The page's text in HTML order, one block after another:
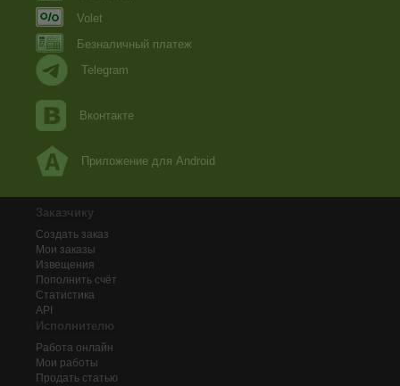
Volet
Безналичный платеж
Telegram
Вконтакте
Приложение для Android
Заказчику
Создать заказ
Мои заказы
Извещения
Пополнить счёт
Статистика
API
Исполнителю
Работа онлайн
Мои работы
Продать статью